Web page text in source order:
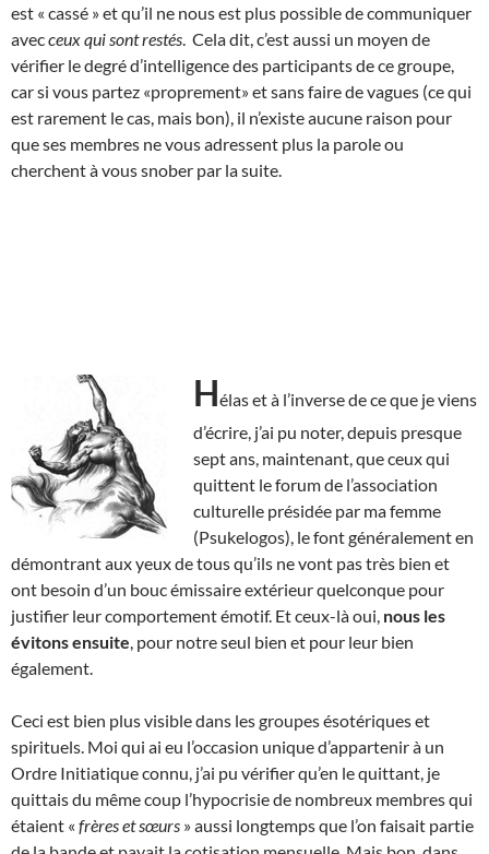
est « cassé » et qu’il ne nous est plus possible de communiquer
avecceux qui sont restés . Cela dit, c’est aussi un moyen de
vérifier le degré d’intelligence des participants de ce groupe,
car si vous partez «proprement» et sans faire de vagues (ce qui
est rarement le cas, mais bon), il n’existe aucune raison pour
que ses membres ne vous adressent plus la parole ou
cherchent à vous snober par la suite.
Hélas et à l’inverse de ce que je viens
d’écrire, j’ai pu noter, depuis presque
sept ans, maintenant, que ceux qui
quittent le forum de l’association
culturelle présidée par ma femme
(Psukelogos), le font généralement en
démontrant aux yeux de tous qu’ils ne vont pas très bien et
ont besoin d’un bouc émissaire extérieur quelconque pour
justifier leur comportement émotif. Et ceux-là oui, nous les
évitons ensuite , pour notre seul bien et pour leur bien
également.
Ceci est bien plus visible dans les groupes ésotériques et
spirituels. Moi qui ai eu l’occasion unique d’appartenir à un
Ordre Initiatique connu, j’ai pu vérifier qu’en le quittant, je
quittais du même coup l’hypocrisie de nombreux membres qui
étaient « frères et sœurs » aussi longtemps que l’on faisait partie